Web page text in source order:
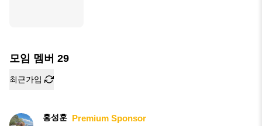
모임 멤버 29
최근가입
홍성훈 Premium Sponsor